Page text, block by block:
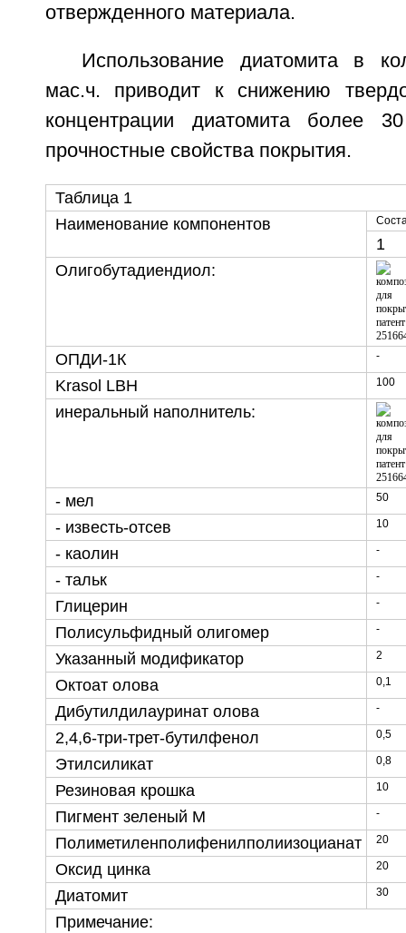
отвержденного материала.
Использование диатомита в
мас.ч. приводит к снижению
концентрации диатомита более
прочностные свойства покрытия.
Таблица 1
Наименование компонентов
1
Олигобутадиендиол:
ОПДИ-1К -
Krasol LBH 100
инеральный наполнитель:
- мел 50
- известь-отсев 10
- каолин -
- тальк -
Глицерин -
Полисульфидный олигомер -
Указанный модификатор 2
Октоат олова 0,1
Дибутилдилауринат олова -
2,4,6-три-трет-бутилфенол 0,5
Этилсиликат 0,8
Резиновая крошка 10
Пигмент зеленый М -
Полиметиленполифенилполиизоцианат 20
Оксид цинка 20
Диатомит 30
Примечание: